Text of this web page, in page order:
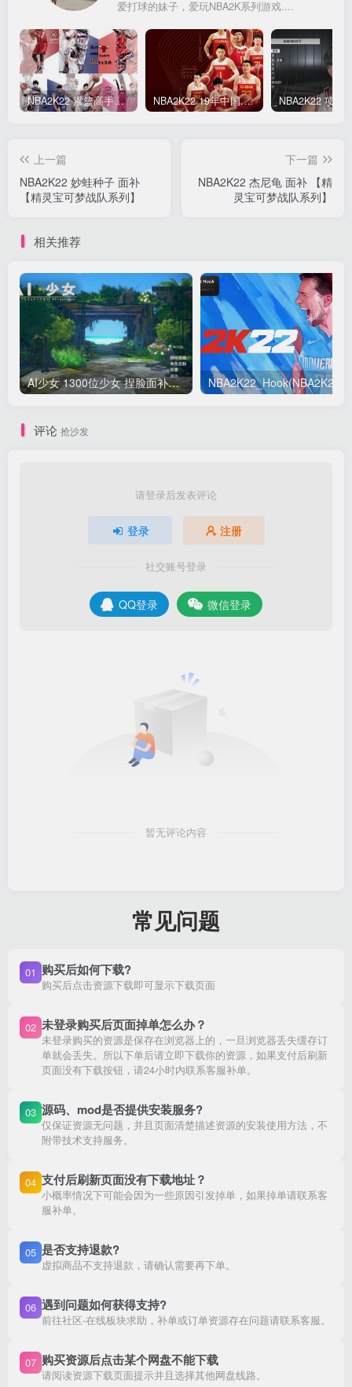
爱打球的妹子，爱玩NBA2K系列游戏....
NBA2K22 灌篮高手面补合集 NBA2K22 19年中国队面补合集
上一篇
NBA2K22 妙蛙种子 面补
【精灵宝可梦战队系列】
下一篇
NBA2K22 杰尼龟 面补 【精
灵宝可梦战队系列】
相关推荐
AI少女 1300位少女 捏脸面补数据整合包 总有一位是你想要的
评论 抢沙发
请登录后发表评论
登录 注册
社交账号登录
QQ登录 微信登录
暂无评论内容
常见问题
01 购买后如何下载?
购买后点击资源下载即可显示下载页面
02 未登录购买后页面掉单怎么办？
未登录购买的资源是保存在浏览器上的，一旦浏览器丢失缓存订
单就会丢失。所以下单后请立即下载你的资源，如果支付后刷新
页面没有下载按钮，请24小时内联系客服补单。
03 源码、mod是否提供安装服务?
仅保证资源无问题，并且页面清楚描述资源的安装使用方法，不
附带技术支持服务。
04 支付后刷新页面没有下载地址？
小概率情况下可能会因为一些原因引发掉单，如果掉单请联系客
服补单。
05 是否支持退款?
虚拟商品不支持退款，请确认需要再下单。
06 遇到问题如何获得支持?
前往社区-在线板块求助，补单或订单资源存在问题请联系客服。
07 购买资源后点击某个网盘不能下载
请阅读资源下载页面提示并且选择其他网盘线路。